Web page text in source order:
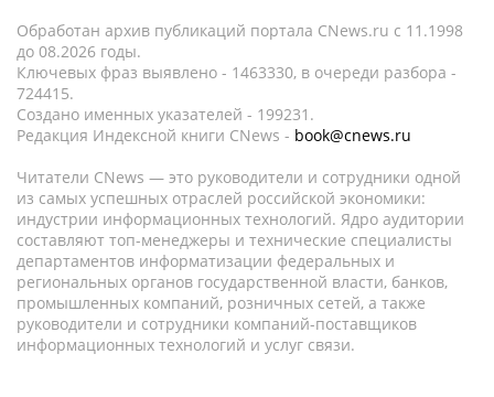
Обработан архив публикаций портала CNews.ru c 11.1998
до 08.2026 годы.
Ключевых фраз выявлено - 1463330, в очереди разбора -
724415.
Создано именных указателей - 199231.
Редакция Индексной книги CNews - book@cnews.ru
Читатели CNews — это руководители и сотрудники одной
из самых успешных отраслей российской экономики:
индустрии информационных технологий. Ядро аудитории
составляют топ-менеджеры и технические специалисты
департаментов информатизации федеральных и
региональных органов государственной власти, банков,
промышленных компаний, розничных сетей, а также
руководители и сотрудники компаний-поставщиков
информационных технологий и услуг связи.